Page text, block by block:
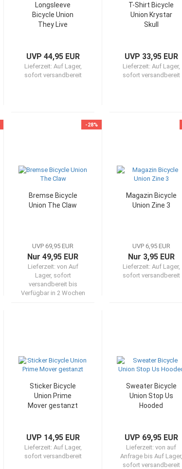
Longsleeve
Bicycle Union
They Live
UVP 44,95 EUR
Lieferzeit: Auf Lager,
sofort versandbereit
T-Shirt Bicycle
Union Krystar
Skull
UVP 33,95 EUR
Lieferzeit: Auf Lager,
sofort versandbereit
-28%
Bremse Bicycle
Union The Claw
UVP 69,95 EUR
Nur 49,95 EUR
Lieferzeit: von Auf
Lager, sofort
versandbereit bis
Verfügbar in 2 Wochen
Magazin Bicycle
Union Zine 3
UVP 6,95 EUR
Nur 3,95 EUR
Lieferzeit: Auf Lager,
sofort versandbereit
Sticker Bicycle
Union Prime
Mover gestanzt
UVP 14,95 EUR
Lieferzeit: Auf Lager,
sofort versandbereit
Sweater Bicycle
Union Stop Us
Hooded
UVP 69,95 EUR
Lieferzeit: von auf
Anfrage bis Auf Lager,
sofort versandbereit